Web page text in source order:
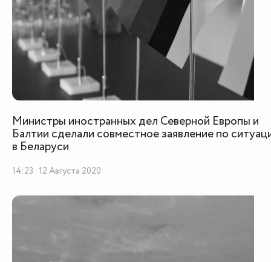
Министры иностранных дел Северной Европы и
Балтии сделали совместное заявление по
в Беларуси
14:23 · 12 Августа 2020